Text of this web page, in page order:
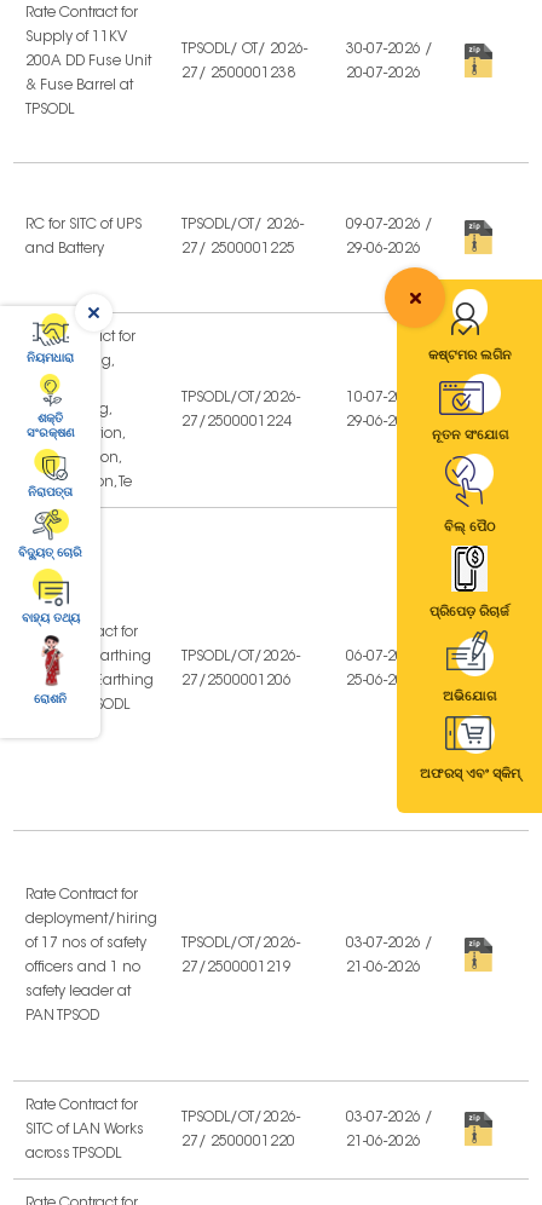
ନିୟମଧାରା
ଶକ୍ତି
ସଂରକ୍ଷଣ
ନିରାପତ୍ତା
ବିଦ୍ୟୁତ୍ ଚୋରି
ବାହ୍ୟ ତଥ୍ୟ
ରୋଶନି
କଷ୍ଟମର ଲଗିନ
ନୂତନ ସଂଯୋଗ
ବିଲ୍ ପୈଠ
ପ୍ରିପେଡ଼ ରିଚାର୍ଜ
ଅଭିଯୋଗ
ଅଫରସ୍ ଏବଂ ସ୍କିମ୍